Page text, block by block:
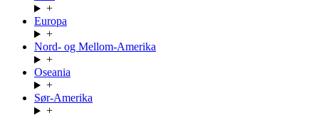
+
Europa
+
Nord- og Mellom-Amerika
+
Oseania
+
Sør-Amerika
+